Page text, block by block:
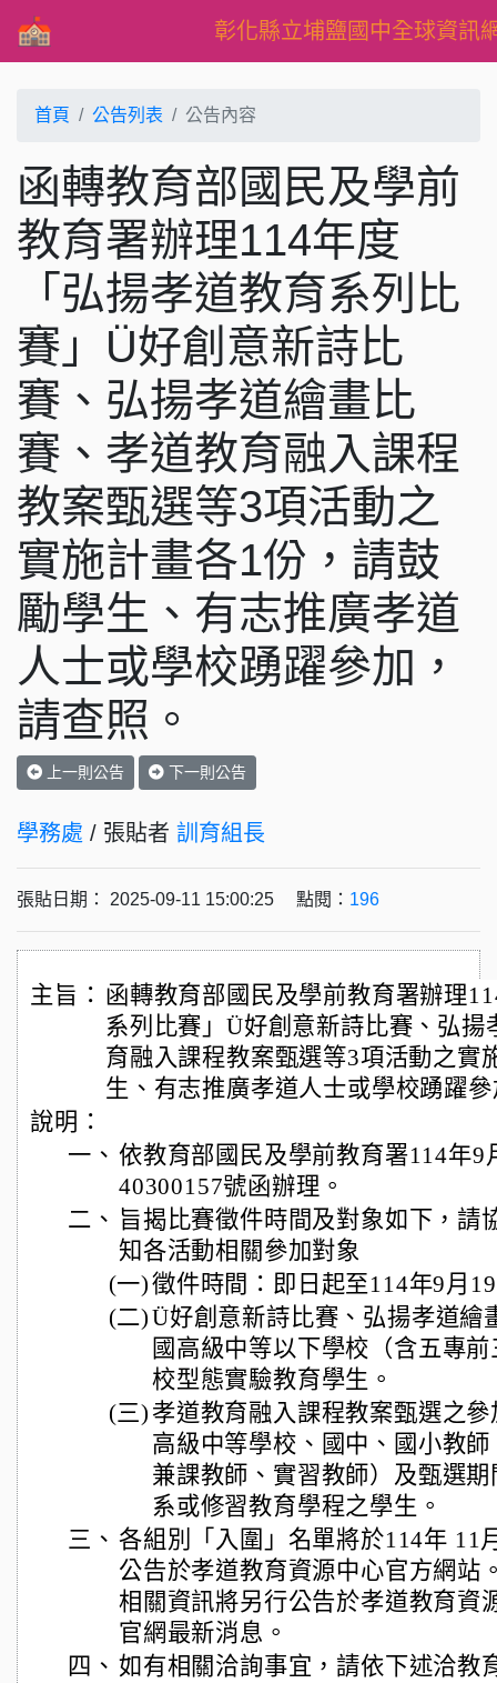
彰化縣立埔鹽國中全球資訊
首頁 公告列表 公告內容
函轉教育部國民及學前
教育署辦理114年度
「弘揚孝道教育系列比
賽」Ü好創意新詩比
賽、弘揚孝道繪畫比
賽、孝道教育融入課程
教案甄選等3項活動之
實施計畫各1份，請鼓
勵學生、有志推廣孝道
人士或學校踴躍參加，
請查照。
上一則公告 下一則公告
學務處 / 張貼者 訓育組長
張貼日期： 2025-09-11 15:00:25 點閱： 196
主旨： 函轉教育部國民及學前教育署辦理
系列比賽」Ü好創意新詩比賽、弘揚
育融入課程教案甄選等3項活動之實
生、有志推廣孝道人士或學校踴躍
說明：
一、 依教育部國民及學前教育署114年9
40300157號函辦理。
二、 旨揭比賽徵件時間及對象如下，請
知各活動相關參加對象
(一)徵件時間：即日起至114年9月
(二)Ü好創意新詩比賽、弘揚孝道繪
國高級中等以下學校（含五專
校型態實驗教育學生。
(三) 孝道教育融入課程教案甄選之
高級中等學校、國中、國小教
兼課教師、實習教師）及甄選
系或修習教育學程之學生。
三、 各組別「入圍」名單將於114年 11
公告於孝道教育資源中心官方網站
相關資訊將另行公告於孝道教育資
官網最新消息。
四、 如有相關洽詢事宜，請依下述洽教